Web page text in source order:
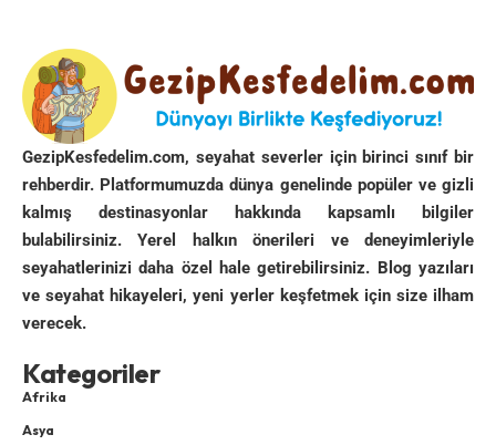
GezipKesfedelim.com, seyahat severler için birinci sınıf bir
rehberdir. Platformumuzda dünya genelinde popüler ve gizli
kalmış destinasyonlar hakkında kapsamlı bilgiler
bulabilirsiniz. Yerel halkın önerileri ve deneyimleriyle
seyahatlerinizi daha özel hale getirebilirsiniz. Blog yazıları
ve seyahat hikayeleri, yeni yerler keşfetmek için size ilham
verecek.
Kategoriler
Afrika
Asya